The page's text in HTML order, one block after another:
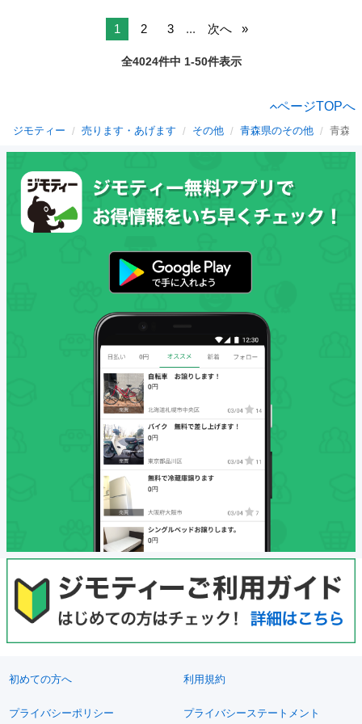
1 2 3 ... 次へ
全4024件中 1-50件表示
ページTOPへ
ジモティー 売ります・あげます その他 青森県のその他 青森
初めての方へ 利用規約
プライバシーポリシー プライバシーステートメント